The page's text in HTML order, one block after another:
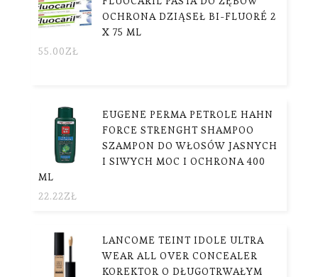
OCHRONA DZIĄSEŁ BI-FLUORÉ 2
X 75 ML
55.00ZŁ
EUGENE PERMA PETROLE HAHN
FORCE STRENGHT SHAMPOO
SZAMPON DO WŁOSÓW JASNYCH
I SIWYCH MOC I OCHRONA 400
ML
22.22ZŁ
LANCOME TEINT IDOLE ULTRA
WEAR ALL OVER CONCEALER
KOREKTOR O DŁUGOTRWAŁYM